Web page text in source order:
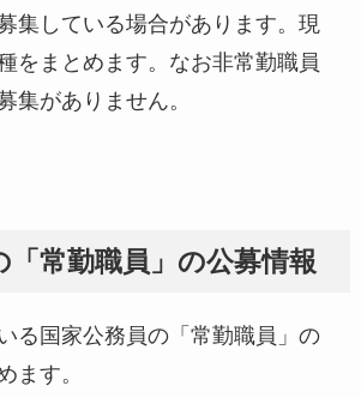
集している場合があります。現
をまとめます。なお非常勤職員
集がありません。
「常勤職員」の公募情報
る国家公務員の「常勤職員」の
ます。